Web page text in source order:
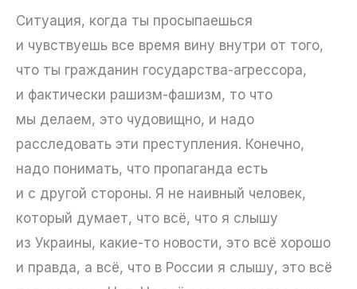
Ситуация, когда ты просыпаешься
и чувствуешь все время вину внутри от того,
что ты гражданин государства-агрессора,
и фактически рашизм-фашизм, то что
мы делаем, это чудовищно, и надо
расследовать эти преступления. Конечно,
надо понимать, что пропаганда есть
и с другой стороны. Я не наивный человек,
который думает, что всё, что я слышу
из Украины, какие-то новости, это всё хорошо
и правда, а всё, что в России я слышу, это всё